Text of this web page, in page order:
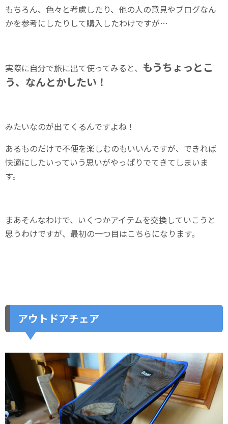
もちろん、色々と考慮したり、他の人の意見やブログなん
かを参考にしたりして購入したわけですが…
実際に自分で旅に出て使ってみると、 もうちょっとこ
う、なんとかしたい！
みたいなのが出てくるんですよね！
あるものだけで不便を楽しむのもいいんですが、できれば
快適にしたいっていう思いがやっぱりでてきてしまいま
す。
まあそんなわけで、いくつかアイテムを交換していこうと
思うわけですが、最初の一つ目はこちらになります。
アウトドアチェア